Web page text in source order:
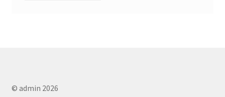
© admin 2026